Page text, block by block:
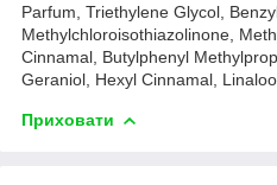
Parfum, Triethylene Glycol,
Methylchloroisothiazolinone,
Cinnamal, Butylphenyl
Geraniol, Hexyl Cinnamal,
Приховати